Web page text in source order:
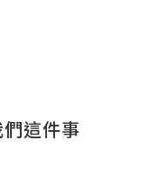
這件事